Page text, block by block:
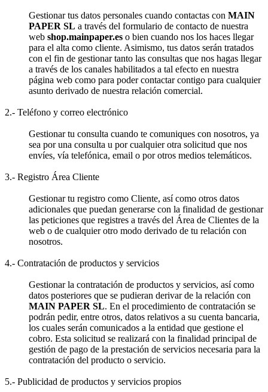
Gestionar tus datos personales cuando contactas con MAIN
PAPER SL a través del formulario de contacto de nuestra
web shop.mainpaper.es o bien cuando nos los haces llegar
para el alta como cliente. Asimismo, tus datos serán tratados
con el fin de gestionar tanto las consultas que nos hagas llegar
a través de los canales habilitados a tal efecto en nuestra
página web como para poder contactar contigo para cualquier
asunto derivado de nuestra relación comercial.
2.- Teléfono y correo electrónico
Gestionar tu consulta cuando te comuniques con nosotros, ya
sea por una consulta u por cualquier otra solicitud que nos
envíes, vía telefónica, email o por otros medios telemáticos.
3.- Registro Área Cliente
Gestionar tu registro como Cliente, así como otros datos
adicionales que puedan generarse con la finalidad de gestionar
las peticiones que registres a través del Área de Clientes de la
web o de cualquier otro modo derivado de tu relación con
nosotros.
4.- Contratación de productos y servicios
Gestionar la contratación de productos y servicios, así como
datos posteriores que se pudieran derivar de la relación con
MAIN PAPER SL. En el procedimiento de contratación se
podrán pedir, entre otros, datos relativos a su cuenta bancaria,
los cuales serán comunicados a la entidad que gestione el
cobro. Esta solicitud se realizará con la finalidad principal de
gestión de pago de la prestación de servicios necesaria para la
contratación del producto o servicio.
5.- Publicidad de productos y servicios propios